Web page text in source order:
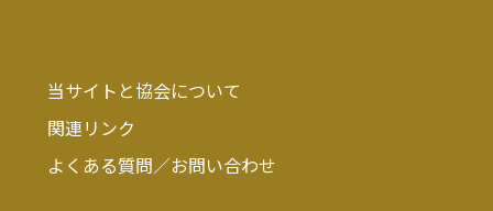
当サイトと協会について
関連リンク
よくある質問／お問い合わせ